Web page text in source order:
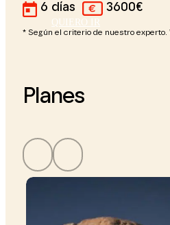
6 días 3600€
QUIERO IR
* Según el criterio de nuestro experto.
Planes